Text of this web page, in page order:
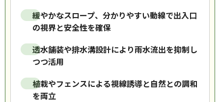
緩やかなスロープ、分かりやすい動線で出入口
の視界と安全性を確保
透水舗装や排水溝設計により雨水流出を抑制し
つつ活用
植栽やフェンスによる視線誘導と自然との調和
を両立